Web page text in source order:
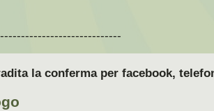
la conferma per facebook,